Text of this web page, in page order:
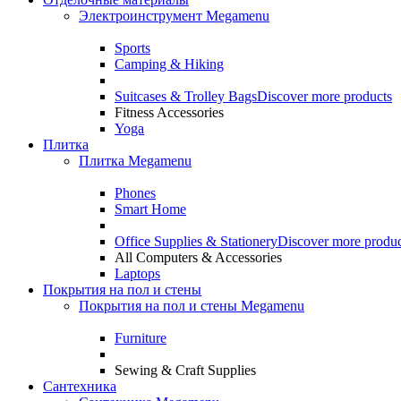
Электроинструмент Megamenu
Sports
Camping & Hiking
Suitcases & Trolley BagsDiscover more products
Fitness Accessories
Yoga
Плитка
Плитка Megamenu
Phones
Smart Home
Office Supplies & StationeryDiscover more
All Computers & Accessories
Laptops
Покрытия на пол и стены
Покрытия на пол и стены Megamenu
Furniture
Sewing & Craft Supplies
Сантехника